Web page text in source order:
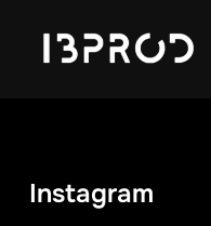
Instagram